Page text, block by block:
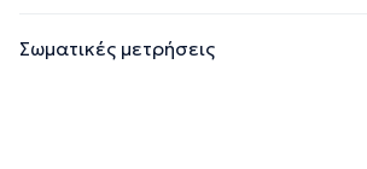
Σωματικές μετρήσεις